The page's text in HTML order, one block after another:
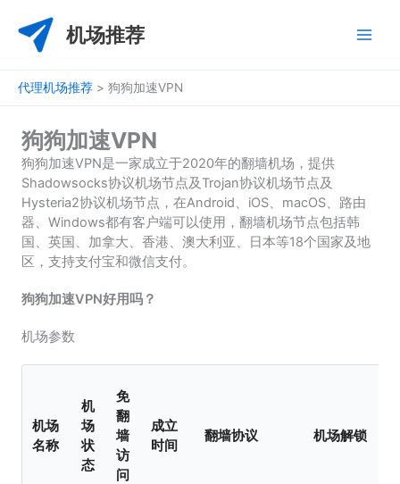
容
机场推荐
代理机场推荐 > 狗狗加速VPN
狗狗加速VPN
狗狗加速VPN是一家成立于2020年的翻墙机场，提供
Shadowsocks协议机场节点及Trojan协议机场节点及
Hysteria2协议机场节点，在Android、iOS、macOS、路由
器、Windows都有客户端可以使用，翻墙机场节点包括韩
国、英国、加拿大、香港、澳大利亚、日本等18个国家及地
区，支持支付宝和微信支付。
狗狗加速VPN好用吗？
机场参数
机场
名称
机
场
状
态
免
翻
墙
访
问
成立
时间
翻墙协议 机场解锁